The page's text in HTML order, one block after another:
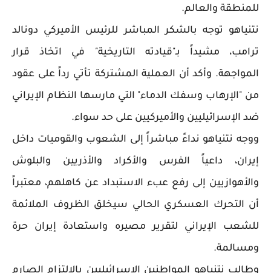
للمنطقة والعالم.
نتنياهو توجه بالشكر المباشر للرئيس الأميركي دونالد
ترامب، مشيداً بـ"قيادته التاريخية" في اتخاذ قرار
المواجهة. وأكد أن العملية المشتركة تأتي رداً على عقود
من "الإرهاب وسفك الدماء" التي مارسها النظام الإيراني
ضد الإسرائيليين والأميركيين على حد سواء.
ووجه نتنياهو نداءً مباشراً إلى الشعوب والقوميات داخل
إيران، داعياً الفرس والأكراد والأذريين والبلوش
والأهوازيين إلى رفع عبء الاستبداد عن كاهلهم، معتبراً
أن التحرك العسكري الحالي سيخلق الظروف الملائمة
للشعب الإيراني لتقرير مصيره واستعادة إيران حرة
ومسالمة.
وطالب نتنياهو المواطنين الإسرائيليين بالالتزام الصارم